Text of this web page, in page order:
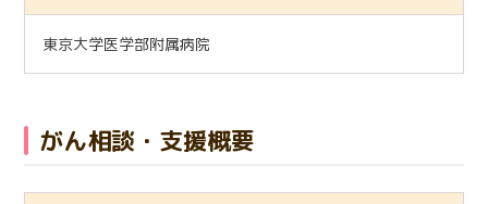
東京大学医学部附属病院
がん相談・支援概要